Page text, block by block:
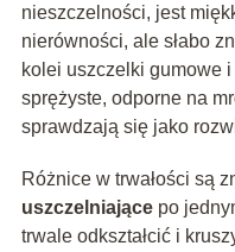
nieszczelności, jest
nierówności, ale słabo
kolei uszczelki gumowe
sprężyste, odporne na
sprawdzają się jako
Różnice w trwałości są
uszczelniającepo
trwale odkształcić i